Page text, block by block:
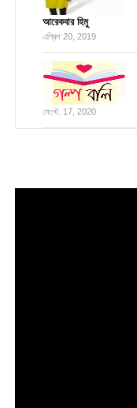
আরেকবার হিমু
এপ্রিল 20, 2019
সেপ্টে. 17, 2020